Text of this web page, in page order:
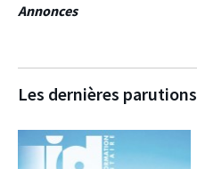
Annonces
Les dernières parutions